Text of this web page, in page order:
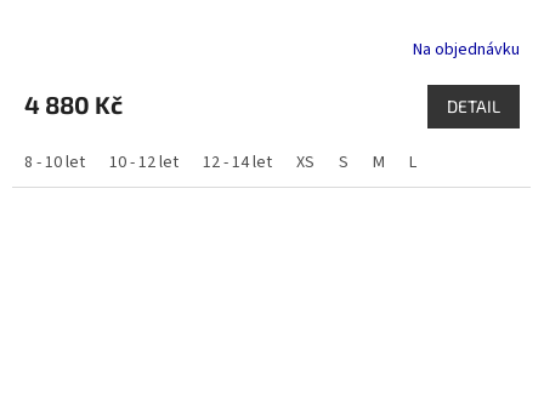
Na objednávku
4 880 Kč DETAIL
8 - 10 let 10 - 12 let 12 - 14 let XS S M L